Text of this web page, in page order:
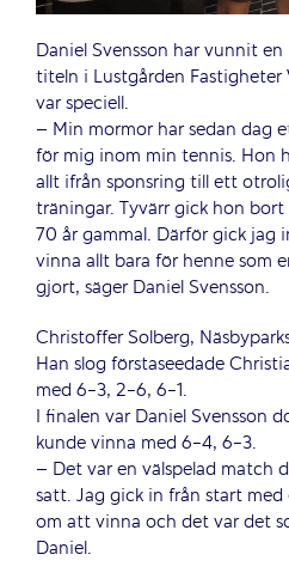
Daniel Svensson har vunnit
titeln i Lustgården
var speciell.
– Min mormor har sedan dag
för mig inom min tennis. Hon
allt ifrån sponsring till ett
träningar. Tyvärr gick hon
70 år gammal. Därför gick jag
vinna allt bara för henne som
gjort, säger Daniel Svensson.
Christoffer Solberg,
Han slog förstaseedade
med 6-3, 2-6, 6-1.
I finalen var Daniel Svensson
kunde vinna med 6-4, 6-3.
– Det var en välspelad match
satt. Jag gick in från start
om att vinna och det var det
Daniel.